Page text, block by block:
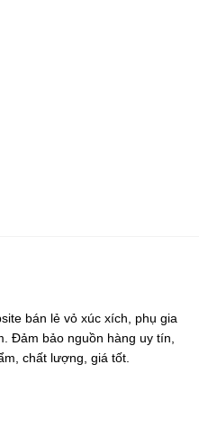
bán lẻ vỏ xúc xích, phụ gia
Đảm bảo nguồn hàng uy tín,
chất lượng, giá tốt.